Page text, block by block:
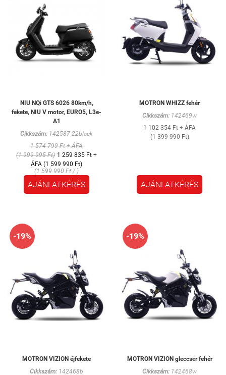
NIU NQi GTS 6026 80km/h,
fekete, NIU V motor, EURO5, L3e-
A1
Cikkszám: 142587-22black
1 574 799 Ft + ÁFA
(1 999 995 Ft) 1 259 835 Ft +
ÁFA (1 599 990 Ft)
(1 599 990 Ft / )
AJÁNLATKÉRÉS
MOTRON WHIZZ fehér
Cikkszám: 142469w
1 102 354 Ft + ÁFA
(1 399 990 Ft)
AJÁNLATKÉRÉS
-19%
MOTRON VIZION éjfekete
Cikkszám: 142468b
-19%
MOTRON VIZION gleccser fehér
Cikkszám: 142468w